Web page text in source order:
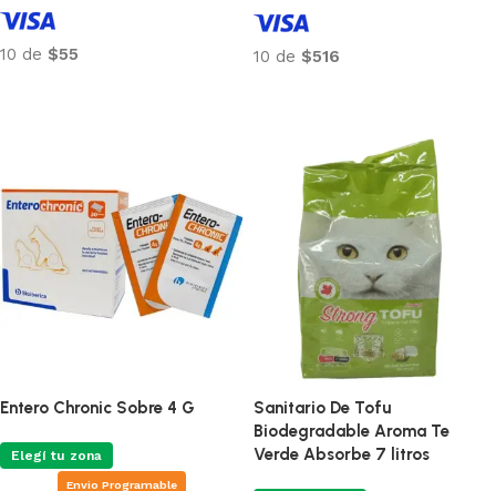
10 de $55 10 de $516
Entero Chronic Sobre 4 G
Elegí tu zona
Envio Programable
Sanitario De Tofu
Biodegradable Aroma Te
Verde Absorbe 7 litros